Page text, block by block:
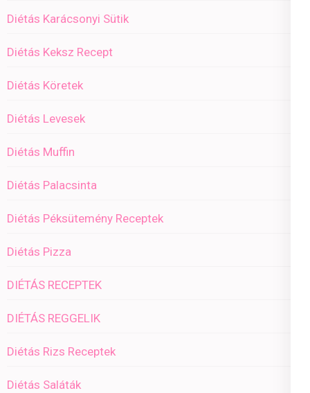
Diétás Karácsonyi Sütik
Diétás Keksz Recept
Diétás Köretek
Diétás Levesek
Diétás Muffin
Diétás Palacsinta
Diétás Péksütemény Receptek
Diétás Pizza
DIÉTÁS RECEPTEK
DIÉTÁS REGGELIK
Diétás Rizs Receptek
Diétás Saláták